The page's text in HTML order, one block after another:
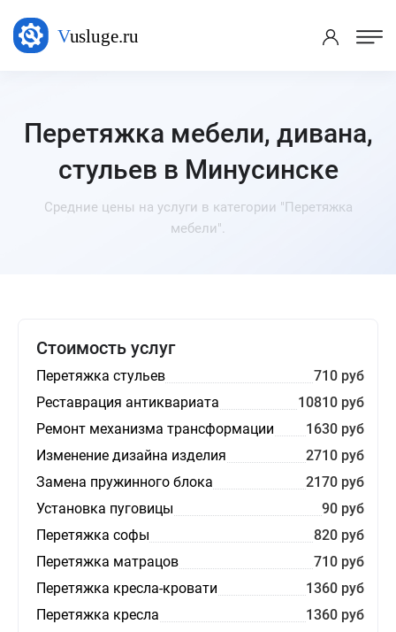
Перетяжка мебели, дивана,
стульев в Минусинске
Средние цены на услуги в категории "Перетяжка
мебели".
Стоимость услуг
Перетяжка стульев
710 руб
Реставрация антиквариата
10810 руб
Ремонт механизма трансформации
1630 руб
Изменение дизайна изделия
2710 руб
Замена пружинного блока
2170 руб
Установка пуговицы
90 руб
Перетяжка софы
820 руб
Перетяжка матрацов
710 руб
Перетяжка кресла-кровати
1360 руб
Перетяжка кресла
1360 руб